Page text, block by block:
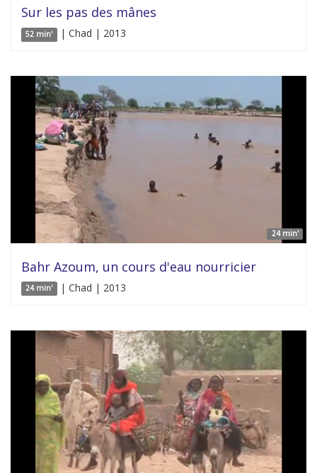
Sur les pas des mânes
52 min' | Chad | 2013
24 min'
Bahr Azoum, un cours d'eau nourricier
24 min' | Chad | 2013